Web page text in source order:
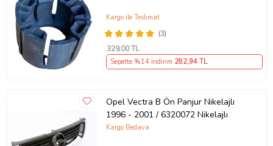
(3)
Kargo ile Teslimat
329,00 TL
Sepette %14 İndirim 282,94 TL
Opel Vectra B Ön Panjur Nikelajlı
1996 - 2001 / 6320072 Nikelajlı
Kargo Bedava